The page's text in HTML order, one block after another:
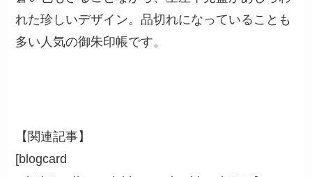
れた珍しいデザイン。品切れになっていることも
多い人気の御朱印帳です。
【関連記事】
[blogcard